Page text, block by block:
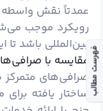
عمدتاً نقش واسطه
رویکرد موجب
بین‌المللی باشد تا
مقایسه با
صرافی‌های
ساختار یافته فهرست مطالب